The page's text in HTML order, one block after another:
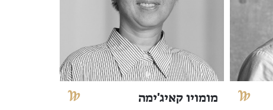
מומויו קאיג'ימה